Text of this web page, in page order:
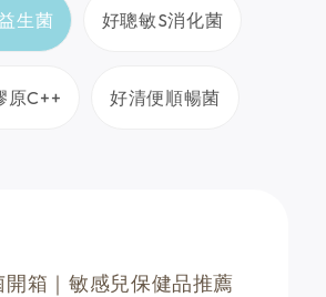
生菌 好聰敏S消化菌
原C++ 好清便順暢菌
箱｜敏感兒保健品推薦